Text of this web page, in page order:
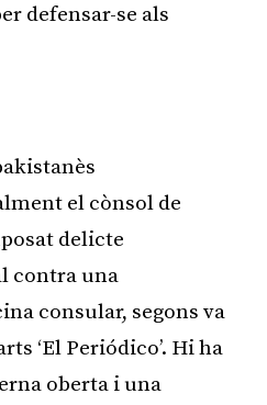
defensar-se als
el cònsol de
delicte
contra una
consular, segons va
‘El Periódico’. Hi ha
oberta i una